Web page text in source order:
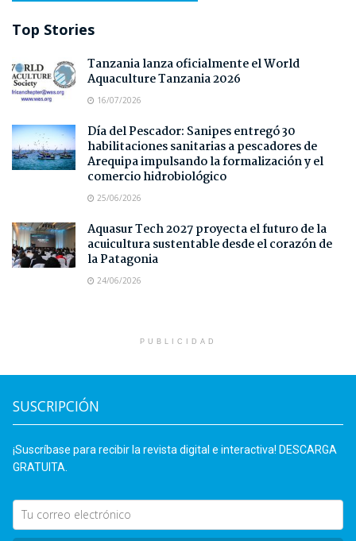
Top Stories
Tanzania lanza oficialmente el World
Aquaculture Tanzania 2026
16/07/2026
Día del Pescador: Sanipes entregó 30
habilitaciones sanitarias a pescadores de
Arequipa impulsando la formalización y el
comercio hidrobiológico
25/06/2026
Aquasur Tech 2027 proyecta el futuro de la
acuicultura sustentable desde el corazón de
la Patagonia
24/06/2026
PUBLICIDAD
SUSCRIPCIÓN
¡Suscríbase para recibir la revista digital e interactiva! DESCARGA
GRATUITA.